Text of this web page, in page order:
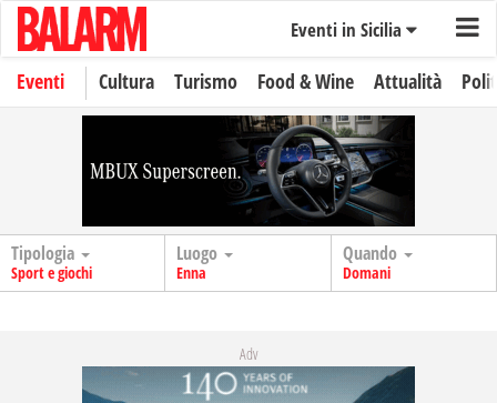
Eventi in Sicilia
Eventi Cultura Turismo Food & Wine Attualità
Tipologia
Sport e giochi
Luogo
Enna
Quando
Domani
Adv